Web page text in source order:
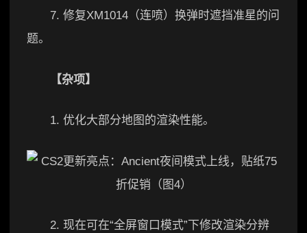
7. 修复XM1014（连喷）换弹时遮挡准星的问
题。
【杂项】
1. 优化大部分地图的渲染性能。
2. 现在可在“全屏窗口模式”下修改渲染分辨